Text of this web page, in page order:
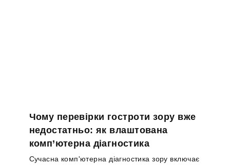
Чому перевірки гостроти зору вже
недостатньо: як влаштована
комп’ютерна діагностика
Сучасна комп'ютерна діагностика зору включає